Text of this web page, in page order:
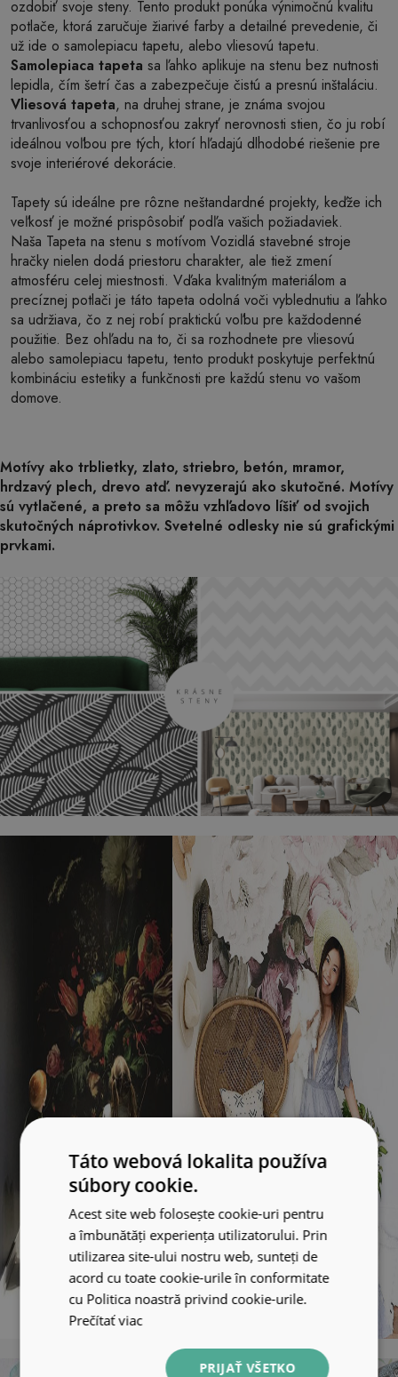
ozdobiť svoje steny. Tento produkt ponúka výnimočnú kvalitu
potlače, ktorá zaručuje žiarivé farby a detailné prevedenie, či
už ide o samolepiacu tapetu, alebo vliesovú tapetu.
Samolepiaca tapeta sa ľahko aplikuje na stenu bez nutnosti
lepidla, čím šetrí čas a zabezpečuje čistú a presnú inštaláciu.
Vliesová tapeta, na druhej strane, je známa svojou
trvanlivosťou a schopnosťou zakryť nerovnosti stien, čo ju robí
ideálnou voľbou pre tých, ktorí hľadajú dlhodobé riešenie pre
svoje interiérové dekorácie.
Tapety sú ideálne pre rôzne neštandardné projekty, keďže ich
veľkosť je možné prispôsobiť podľa vašich požiadaviek.
Naša Tapeta na stenu s motívom Vozidlá stavebné stroje
hračky nielen dodá priestoru charakter, ale tiež zmení
atmosféru celej miestnosti. Vďaka kvalitným materiálom a
precíznej potlači je táto tapeta odolná voči vyblednutiu a ľahko
sa udržiava, čo z nej robí praktickú voľbu pre každodenné
použitie. Bez ohľadu na to, či sa rozhodnete pre vliesovú
alebo samolepiacu tapetu, tento produkt poskytuje perfektnú
kombináciu estetiky a funkčnosti pre každú stenu vo vašom
domove.
Motívy ako trblietky, zlato, striebro, betón, mramor,
hrdzavý plech, drevo atď. nevyzerajú ako skutočné. Motívy
sú vytlačené, a preto sa môžu vzhľadovo líšiť od svojich
skutočných náprotivkov. Svetelné odlesky nie sú grafickými
prvkami.
Táto webová lokalita používa
súbory cookie.
Acest site web folosește cookie-uri pentru
a îmbunătăți experiența utilizatorului. Prin
utilizarea site-ului nostru web, sunteți de
acord cu toate cookie-urile în conformitate
cu Politica noastră privind cookie-urile.
Prečítať viac
PRIJAŤ VŠETKO